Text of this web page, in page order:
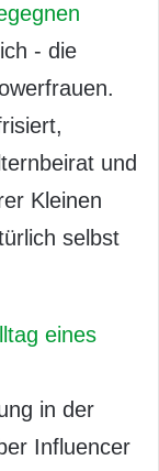
- die
und
Kleinen
selbst
eines
in der
Influencer